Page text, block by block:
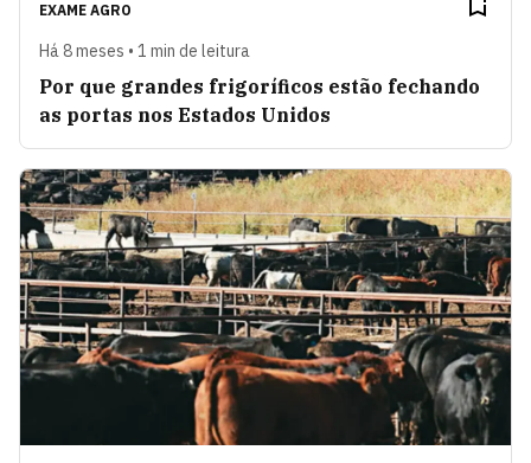
EXAME AGRO
Há 8 meses • 1 min de leitura
Por que grandes frigoríficos estão fechando
as portas nos Estados Unidos